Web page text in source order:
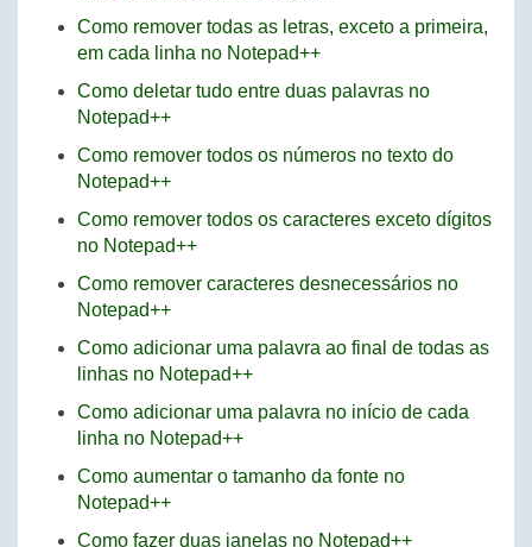
Como remover todas as letras, exceto a primeira,
em cada linha no Notepad++
Como deletar tudo entre duas palavras no
Notepad++
Como remover todos os números no texto do
Notepad++
Como remover todos os caracteres exceto dígitos
no Notepad++
Como remover caracteres desnecessários no
Notepad++
Como adicionar uma palavra ao final de todas as
linhas no Notepad++
Como adicionar uma palavra no início de cada
linha no Notepad++
Como aumentar o tamanho da fonte no
Notepad++
Como fazer duas janelas no Notepad++